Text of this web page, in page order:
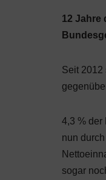
12 Jahre
Seit 2012
4,3 % der
nun
sogar